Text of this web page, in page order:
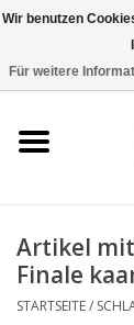
Artikel
Finale
STARTSEITE/
Wir benutzen
Für weitere